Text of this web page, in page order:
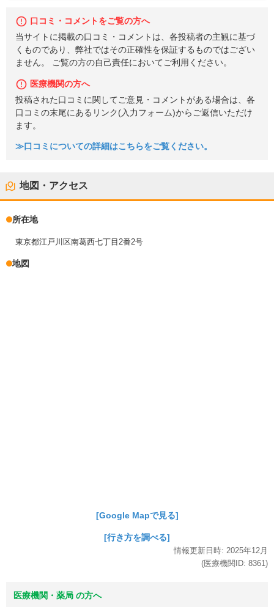
口コミ・コメントをご覧の方へ
当サイトに掲載の口コミ・コメントは、各投稿者の主観に基づ
くものであり、弊社ではその正確性を保証するものではござい
ません。 ご覧の方の自己責任においてご利用ください。
医療機関の方へ
投稿された口コミに関してご意見・コメントがある場合は、各
口コミの末尾にあるリンク(入力フォーム)からご返信いただけ
ます。
≫口コミについての詳細はこちらをご覧ください。
地図・アクセス
所在地
東京都江戸川区南葛西七丁目2番2号
地図
[Google Mapで見る]
[行き方を調べる]
情報更新日時: 2025年12月
(医療機関ID: 8361)
医療機関・薬局 の方へ